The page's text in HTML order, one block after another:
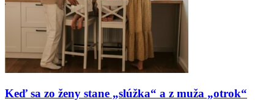
Keď sa zo ženy stane „slúžka“ a z muža „otrok“